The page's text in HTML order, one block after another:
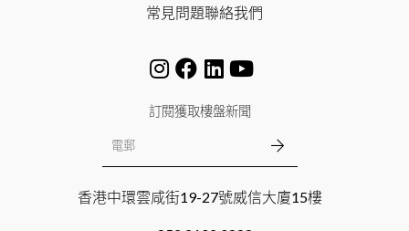
常見問題聯絡我們
訂閱獲取樓盤新聞
香港中環雲咸街19-27號威信大廈15樓